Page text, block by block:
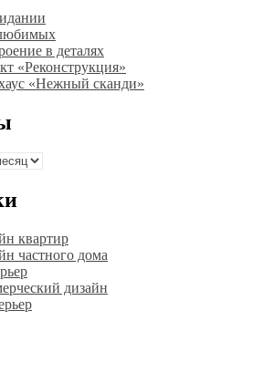
в деталях
«Реконструкция»
«Нежный сканди»
квартир
частного дома
дизайн